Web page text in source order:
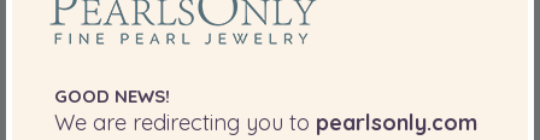
GOOD NEWS!
We are redirecting you to pearlsonly.com